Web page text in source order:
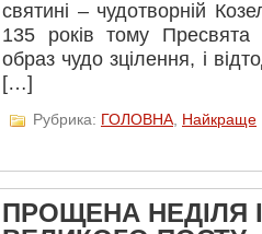
святині – чудотворній
135 років тому
образ чудо зцілення, і
[…]
Рубрика: ГОЛОВНА Найкраще
ПРОЩЕНА НЕДІЛЯ